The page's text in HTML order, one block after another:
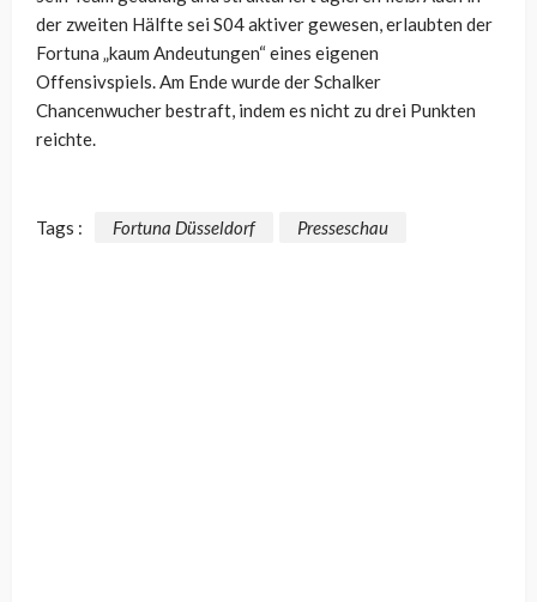
der zweiten Hälfte sei S04 aktiver gewesen, erlaubten der
Fortuna „kaum Andeutungen“ eines eigenen
Offensivspiels. Am Ende wurde der Schalker
Chancenwucher bestraft, indem es nicht zu drei Punkten
reichte.
Tags : Fortuna Düsseldorf Presseschau